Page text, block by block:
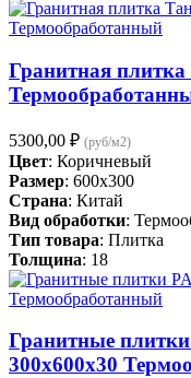
Гранитная
5300,00 ₽ (руб/м2)
Цвет: Коричневый
Размер: 600x300
Страна: Китай
Вид обработки:
Тип товара: Плитка
Толщина: 18
Гранитные
300х600х30